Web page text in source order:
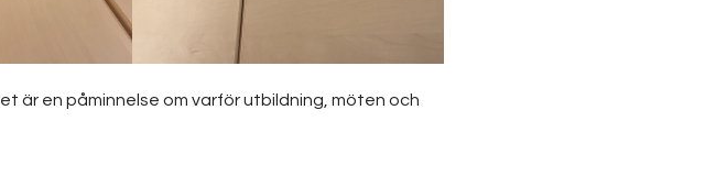
är en påminnelse om varför utbildning, möten och